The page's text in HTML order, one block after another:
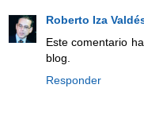
Roberto Iza
Este comentario
blog.
Responder